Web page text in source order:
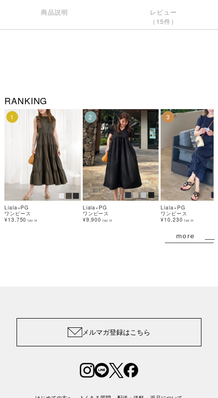
商品説明
レビュー
（15件）
RANKING
1
Liala×PG
ワンピース
¥13,750 tax in
2
Liala×PG
ワンピース
¥9,900 tax in
3
Liala×PG
ワンピース
¥10,230 tax in
more
メルマガ登録はこちら